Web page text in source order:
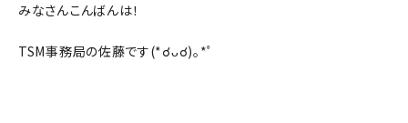
みなさんこんばんは！
TSM事務局の佐藤です(*☌ᴗ☌)｡*ﾟ